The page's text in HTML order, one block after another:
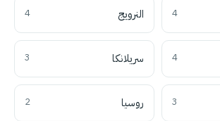
4 النرويج 4
4 سريلانكا 3
3 روسيا 2